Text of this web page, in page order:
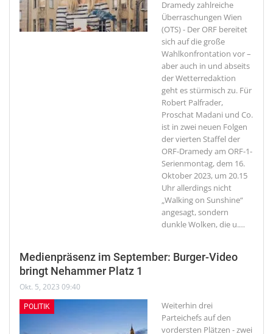
Dramedy zahlreiche
Überraschungen Wien
(OTS) - Der ORF bereitet
sich auf die große
Wahlkonfrontation vor –
aber auch in und abseits
der Wetterredaktion
geht es stürmisch zu. Für
Robert Palfrader,
Proschat Madani und Co.
ist in zwei neuen Folgen
der vierten Staffel der
ORF-Dramedy am ORF-1-
Serienmontag, dem 16.
Oktober 2023, um 20.15
Uhr allerdings nicht
„Walking on Sunshine“
angesagt, sondern
dunkle Wolken, die u.…
Medienpräsenz im September: Burger-Video
bringt Nehammer Platz 1
Okt. 5, 2023 09:40
POLITIK
Weiterhin drei
Parteichefs auf den
vordersten Plätzen - zwei